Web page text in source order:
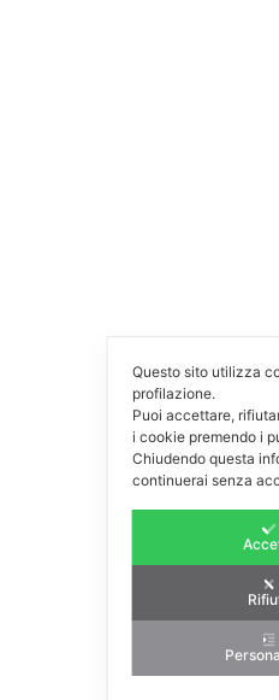
Questo sito utilizza
profilazione.
Puoi accettare,
i cookie premendo i
Chiudendo questa
continuerai senza